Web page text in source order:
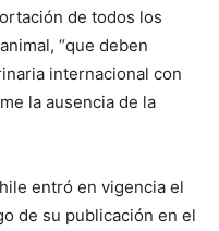
de todos los
“que deben
internacional con
la ausencia de la
entró en vigencia el
de su publicación en el